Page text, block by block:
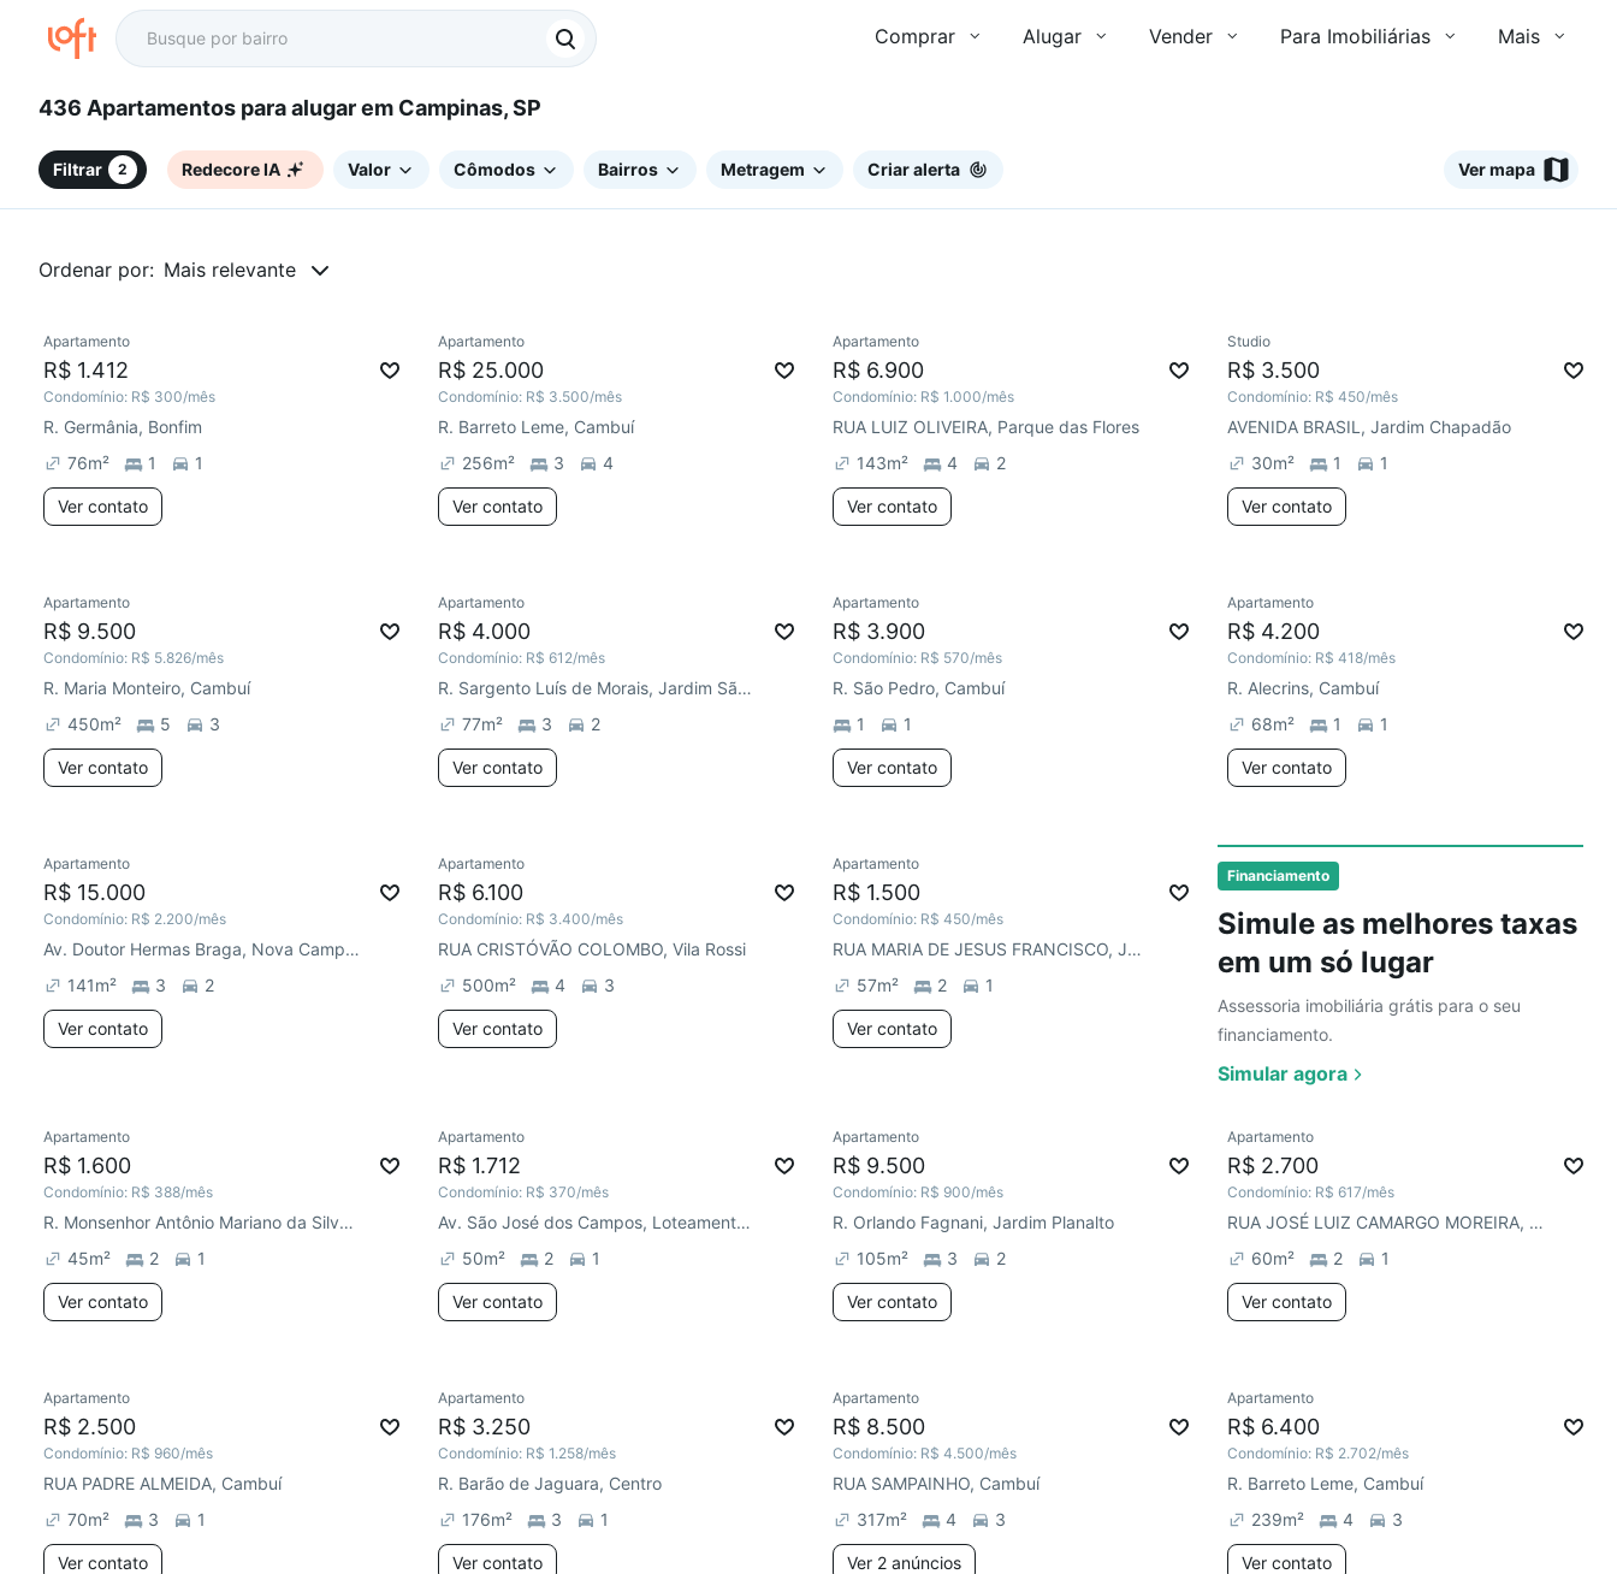
Comprar Alugar Vender Para Imobiliárias Mais
436 Apartamentos para alugar em Campinas, SP
Filtrar 2 Redecore IA Valor Cômodos Bairros Metragem Criar alerta Ver mapa
Ordenar por: Mais relevante
Financiamento
Simule as melhores taxas
em um só lugar
Assessoria imobiliária grátis para o seu
financiamento.
Simular agora
Redecorar
Apartamento
R$ 1.412
Condomínio: R$ 300/mês
R. Germânia, Bonfim
76m² 1 1
Ver contato
Redecorar
Apartamento
R$ 25.000
Condomínio: R$ 3.500/mês
R. Barreto Leme, Cambuí
256m² 3 4
Ver contato
Apartamento
R$ 6.900
Condomínio: R$ 1.000/mês
RUA LUIZ OLIVEIRA, Parque das Flores
143m² 4 2
Ver contato
Studio
R$ 3.500
Condomínio: R$ 450/mês
AVENIDA BRASIL, Jardim Chapadão
30m² 1 1
Ver contato
Redecorar
Apartamento
R$ 9.500
Condomínio: R$ 5.826/mês
R. Maria Monteiro, Cambuí
450m² 5 3
Ver contato
Apartamento
R$ 4.000
Condomínio: R$ 612/mês
R. Sargento Luís de Morais, Jardim São Vicente
77m² 3 2
Ver contato
Redecorar
Apartamento
R$ 3.900
Condomínio: R$ 570/mês
R. São Pedro, Cambuí
1
1
Ver contato
Redecorar
Apartamento
R$ 4.200
Condomínio: R$ 418/mês
R. Alecrins, Cambuí
68m² 1 1
Ver contato
Ver
Apartamento
R$ 15.000
Condomínio: R$ 2.200/mês
Av. Doutor Hermas Braga, Nova Campinas
141m² 3 2
Ver contato
Redecorar
Apartamento
R$ 6.100
Condomínio: R$ 3.400/mês
RUA CRISTÓVÃO COLOMBO, Vila Rossi
500m² 4 3
Ver contato
Apartamento
R$ 1.500
Condomínio: R$ 450/mês
RUA MARIA DE JESUS FRANCISCO, Jardim Antonio Von Zuben
57m² 2 1
Ver contato
Apartamento
R$ 1.600
Condomínio: R$ 388/mês
R. Monsenhor Antônio Mariano da Silva Camargo, Jardim Carlos Gomes
45m² 2 1
Ver contato
Apartamento
R$ 1.712
Condomínio: R$ 370/mês
Av. São José dos Campos, Loteamento Parque São Martinho
50m² 2 1
Ver contato
Apartamento
R$ 9.500
Condomínio: R$ 900/mês
R. Orlando Fagnani, Jardim Planalto
105m² 3 2
Ver contato
Apartamento
R$ 2.700
Condomínio: R$ 617/mês
RUA JOSÉ LUIZ CAMARGO MOREIRA, Mansões Santo Antônio
60m² 2 1
Ver contato
Apartamento
R$ 2.500
Condomínio: R$ 960/mês
RUA PADRE ALMEIDA, Cambuí
70m² 3 1
Ver contato
Apartamento
R$ 3.250
Condomínio: R$ 1.258/mês
R. Barão de Jaguara, Centro
176m² 3 1
Ver contato
Apartamento
R$ 8.500
Condomínio: R$ 4.500/mês
RUA SAMPAINHO, Cambuí
317m² 4 3
Ver 2 anúncios
Apartamento
R$ 6.400
Condomínio: R$ 2.702/mês
R. Barreto Leme, Cambuí
239m² 4 3
Ver contato